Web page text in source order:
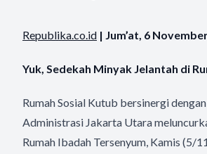
Republika.co.id | Jum’at, 6
Yuk, Sedekah Minyak Jelantah di
Rumah Sosial Kutub bersinergi
Administrasi Jakarta Utara
Rumah Ibadah Tersenyum, Kamis (5/